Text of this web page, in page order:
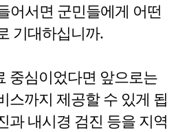
어서면 군민들에게 어떤
기대하십니까.
중심이었다면 앞으로는
스까지 제공할 수 있게 됩
과 내시경 검진 등을 지역